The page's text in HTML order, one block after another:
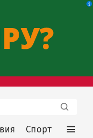
Спорт